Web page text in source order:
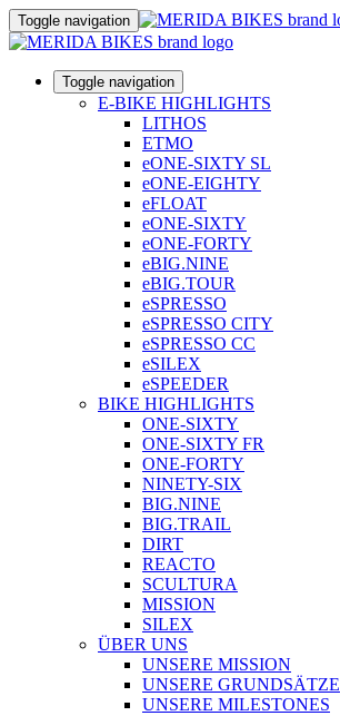
Toggle navigation
Toggle navigation
E-BIKE HIGHLIGHTS
LITHOS
ETMO
eONE-SIXTY SL
eONE-EIGHTY
eFLOAT
eONE-SIXTY
eONE-FORTY
eBIG.NINE
eBIG.TOUR
eSPRESSO
eSPRESSO CITY
eSPRESSO CC
eSILEX
eSPEEDER
BIKE HIGHLIGHTS
ONE-SIXTY
ONE-SIXTY FR
ONE-FORTY
NINETY-SIX
BIG.NINE
BIG.TRAIL
DIRT
REACTO
SCULTURA
MISSION
SILEX
ÜBER UNS
UNSERE MISSION
UNSERE GRUNDSÄTZE
UNSERE MILESTONES